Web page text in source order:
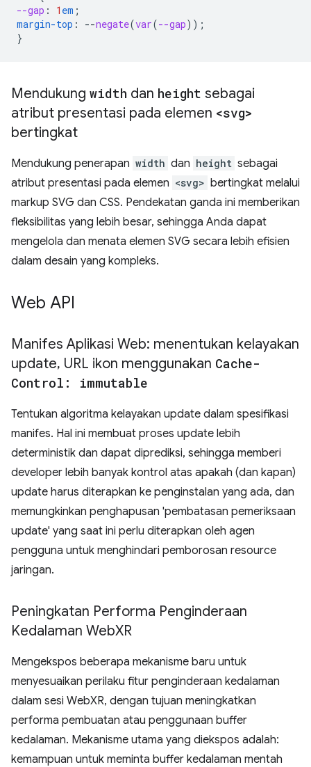
--gap : 1 em ;
margin-top : --negate(var(--gap));
}
Mendukung width dan height sebagai
atribut presentasi pada elemen <svg>
bertingkat
Mendukung penerapan width dan height sebagai
atribut presentasi pada elemen <svg> bertingkat melalui
markup SVG dan CSS. Pendekatan ganda ini memberikan
fleksibilitas yang lebih besar, sehingga Anda dapat
mengelola dan menata elemen SVG secara lebih efisien
dalam desain yang kompleks.
Web API
Manifes Aplikasi Web: menentukan kelayakan
update, URL ikon menggunakan Cache-
Control: immutable
Tentukan algoritma kelayakan update dalam spesifikasi
manifes. Hal ini membuat proses update lebih
deterministik dan dapat diprediksi, sehingga memberi
developer lebih banyak kontrol atas apakah (dan kapan)
update harus diterapkan ke penginstalan yang ada, dan
memungkinkan penghapusan 'pembatasan pemeriksaan
update' yang saat ini perlu diterapkan oleh agen
pengguna untuk menghindari pemborosan resource
jaringan.
Peningkatan Performa Penginderaan
Kedalaman WebXR
Mengekspos beberapa mekanisme baru untuk
menyesuaikan perilaku fitur penginderaan kedalaman
dalam sesi WebXR, dengan tujuan meningkatkan
performa pembuatan atau penggunaan buffer
kedalaman. Mekanisme utama yang diekspos adalah:
kemampuan untuk meminta buffer kedalaman mentah